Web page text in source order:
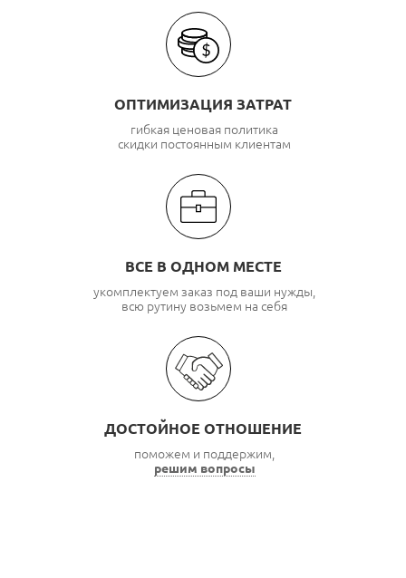
ОПТИМИЗАЦИЯ ЗАТРАТ
гибкая ценовая политика
скидки постоянным клиентам
ВСЕ В ОДНОМ МЕСТЕ
укомплектуем заказ под ваши нужды,
всю рутину возьмем на себя
ДОСТОЙНОЕ ОТНОШЕНИЕ
поможем и поддержим,
решим вопросы